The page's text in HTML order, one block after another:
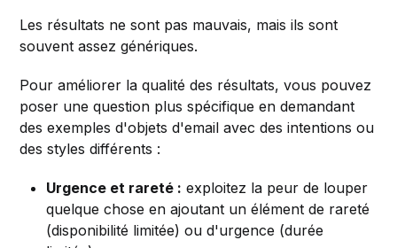
Les résultats ne sont pas mauvais, mais ils sont
souvent assez génériques.
Pour améliorer la qualité des résultats, vous pouvez
poser une question plus spécifique en demandant
des exemples d'objets d'email avec des intentions ou
des styles différents :
Urgence et rareté : exploitez la peur de louper
quelque chose en ajoutant un élément de rareté
(disponibilité limitée) ou d'urgence (durée